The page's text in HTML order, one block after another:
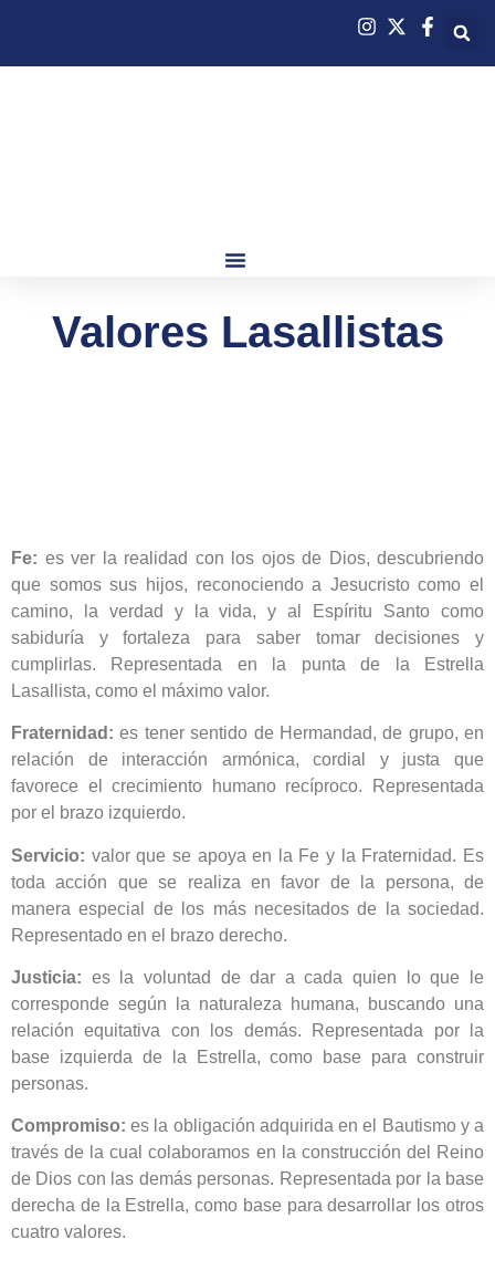
Valores Lasallistas
Fe: es ver la realidad con los ojos de Dios, descubriendo
que somos sus hijos, reconociendo a Jesucristo como el
camino, la verdad y la vida, y al Espíritu Santo como
sabiduría y fortaleza para saber tomar decisiones y
cumplirlas. Representada en la punta de la Estrella
Lasallista, como el máximo valor.
Fraternidad: es tener sentido de Hermandad, de grupo, en
relación de interacción armónica, cordial y justa que
favorece el crecimiento humano recíproco. Representada
por el brazo izquierdo.
Servicio: valor que se apoya en la Fe y la Fraternidad. Es
toda acción que se realiza en favor de la persona, de
manera especial de los más necesitados de la sociedad.
Representado en el brazo derecho.
Justicia: es la voluntad de dar a cada quien lo que le
corresponde según la naturaleza humana, buscando una
relación equitativa con los demás. Representada por la
base izquierda de la Estrella, como base para construir
personas.
Compromiso: es la obligación adquirida en el Bautismo y a
través de la cual colaboramos en la construcción del Reino
de Dios con las demás personas. Representada por la base
derecha de la Estrella, como base para desarrollar los otros
cuatro valores.